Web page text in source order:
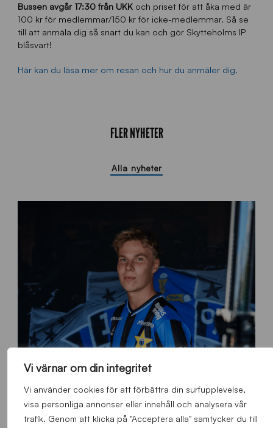
Vi värnar om din integritet
Vi använder cookies för att förbättra din surfupplevelse,
visa personliga annonser eller innehåll och analysera vår
trafik. Genom att klicka på "Acceptera alla" samtycker du till
Bussen avgår 17:30 från UKKoch priset för att åka med är
100 kr för medlemmar/150 kr för icke-medlemmar. Så se
till att anmäla dig så snart du kan och gör Skytteholms IP
blåsvart!
Här kan du läsa mer om resan och hur du anmäler dig.
FLER NYHETER
Alla nyheter
O
Otso Liimatta klar för Sirius Fotboll
Allmänt App,Herrlaget Fredag 7 Augusti 2026